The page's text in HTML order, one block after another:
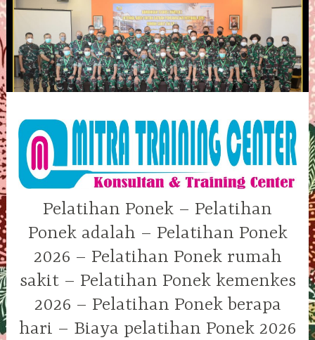
Skip
to
content
Pelatihan Ponek – Pelatihan
Ponek adalah – Pelatihan Ponek
2026 – Pelatihan Ponek rumah
sakit – Pelatihan Ponek kemenkes
2026 – Pelatihan Ponek berapa
hari – Biaya pelatihan Ponek 2026